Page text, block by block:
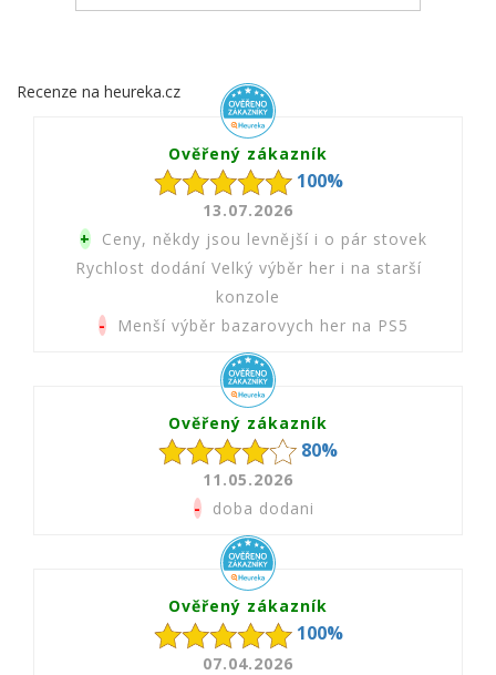
Recenze na heureka.cz
Ověřený zákazník
100%
13.07.2026
+ Ceny, někdy jsou levnější i o pár stovek
Rychlost dodání Velký výběr her i na starší
konzole
- Menší výběr bazarovych her na PS5
Ověřený zákazník
80%
11.05.2026
-doba dodani
Ověřený zákazník
100%
07.04.2026